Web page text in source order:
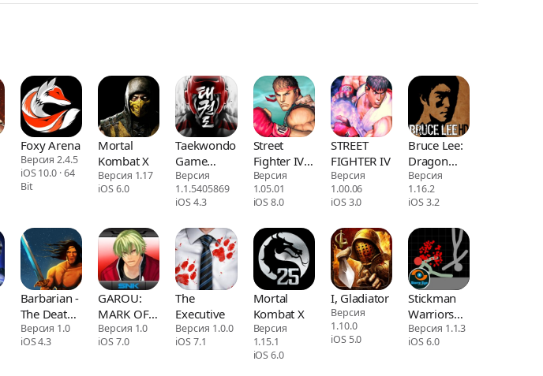
Foxy Arena
Версия 2.4.5
iOS 10.0 · 64
Bit
Mortal
Kombat X
Версия 1.17
iOS 6.0
Taekwondo
Game
Global
Tournament
Версия
1.1.5405869
iOS 4.3
Street
Fighter IV
CE
Версия
1.05.01
iOS 8.0
STREET
FIGHTER IV
Версия
1.00.06
iOS 3.0
Bruce Lee:
Dragon
Warrior HD
Версия
1.16.2
iOS 3.2
Barbarian -
The Death
Sword
Версия 1.0
iOS 4.3
GAROU:
MARK OF
THE
WOLVES
Версия 1.0
iOS 7.0
The
Executive
Версия 1.0.0
iOS 7.1
Mortal
Kombat X
Версия
1.15.1
iOS 6.0
I, Gladiator
Версия
1.10.0
iOS 5.0
Stickman
Warriors
Heroes
Версия 1.1.3
iOS 6.0